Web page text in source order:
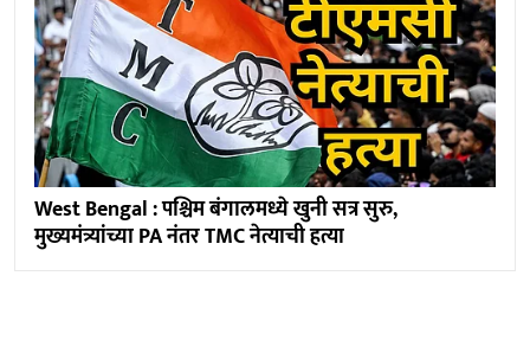
West Bengal : पश्चिम बंगालमध्ये खुनी सत्र सुरु,
मुख्यमंत्र्यांच्या PA नंतर TMC नेत्याची हत्या